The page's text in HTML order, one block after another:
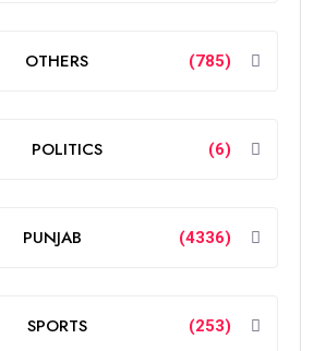
OTHERS (785)
POLITICS (6)
PUNJAB (4336)
SPORTS (253)